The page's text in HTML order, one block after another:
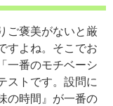
ご褒美がないと厳
すよね。そこでお
一番のモチベーシ
ストです。設問に
の時間』が一番の